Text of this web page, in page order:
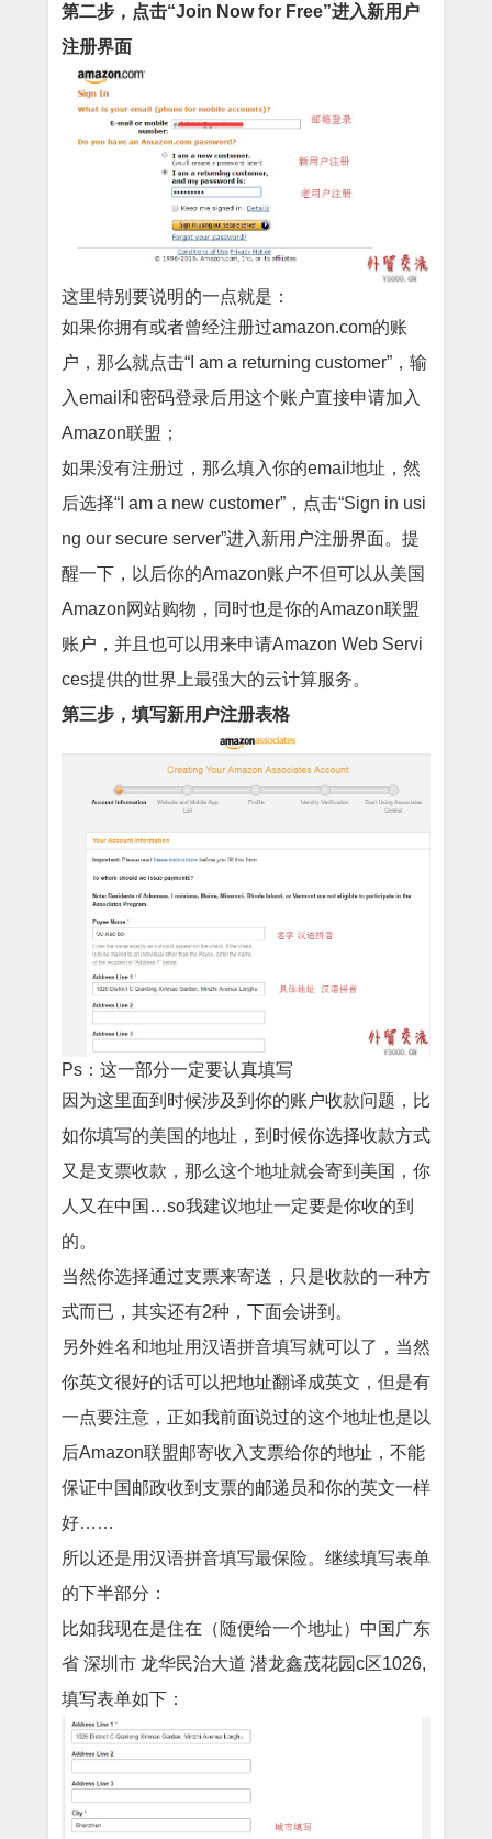
第二步，点击“Join Now for Free”进入新用户
注册界面
这里特别要说明的一点就是：
如果你拥有或者曾经注册过amazon.com的账
户，那么就点击“I am a returning customer”，输
入email和密码登录后用这个账户直接申请加入
Amazon联盟；
如果没有注册过，那么填入你的email地址，然
后选择“I am a new customer”，点击“Sign in usi
ng our secure server”进入新用户注册界面。提
醒一下，以后你的Amazon账户不但可以从美国
Amazon网站购物，同时也是你的Amazon联盟
账户，并且也可以用来申请Amazon Web Servi
ces提供的世界上最强大的云计算服务。
第三步，填写新用户注册表格
Ps：这一部分一定要认真填写
因为这里面到时候涉及到你的账户收款问题，比
如你填写的美国的地址，到时候你选择收款方式
又是支票收款，那么这个地址就会寄到美国，你
人又在中国…so我建议地址一定要是你收的到
的。
当然你选择通过支票来寄送，只是收款的一种方
式而已，其实还有2种，下面会讲到。
另外姓名和地址用汉语拼音填写就可以了，当然
你英文很好的话可以把地址翻译成英文，但是有
一点要注意，正如我前面说过的这个地址也是以
后Amazon联盟邮寄收入支票给你的地址，不能
保证中国邮政收到支票的邮递员和你的英文一样
好……
所以还是用汉语拼音填写最保险。继续填写表单
的下半部分：
比如我现在是住在（随便给一个地址）中国广东
省 深圳市 龙华民治大道 潜龙鑫茂花园c区1026,
填写表单如下：